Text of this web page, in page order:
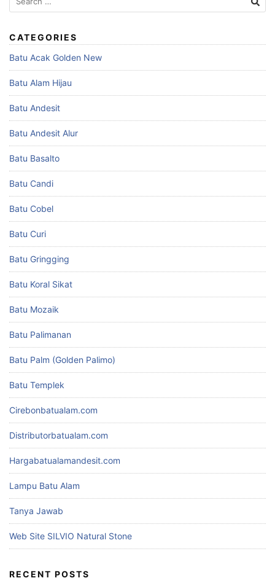
for:
CATEGORIES
Batu Acak Golden New
Batu Alam Hijau
Batu Andesit
Batu Andesit Alur
Batu Basalto
Batu Candi
Batu Cobel
Batu Curi
Batu Gringging
Batu Koral Sikat
Batu Mozaik
Batu Palimanan
Batu Palm (Golden Palimo)
Batu Templek
Cirebonbatualam.com
Distributorbatualam.com
Hargabatualamandesit.com
Lampu Batu Alam
Tanya Jawab
Web Site SILVIO Natural Stone
RECENT POSTS